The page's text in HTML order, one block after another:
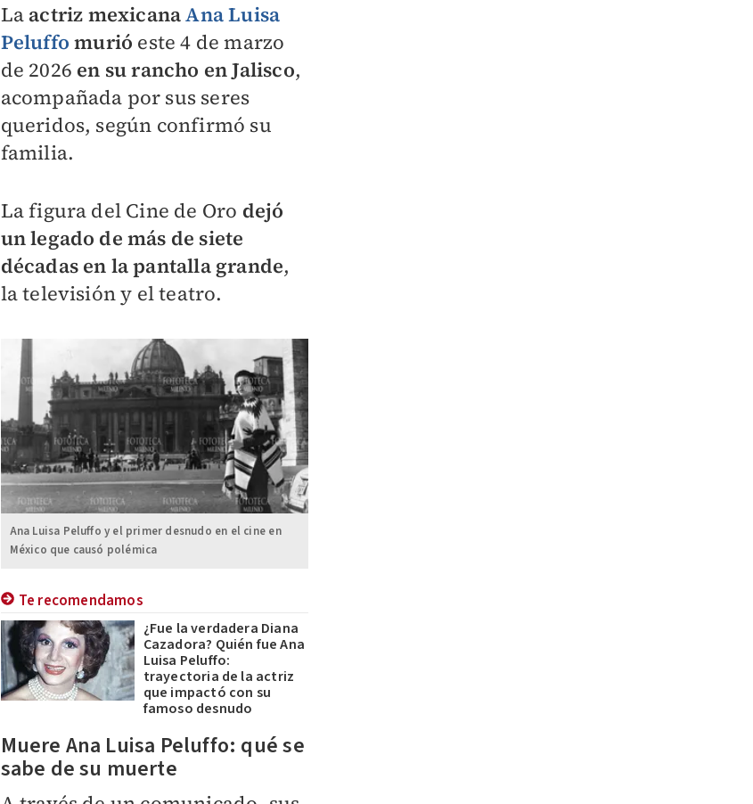
La actriz mexicanaAna Luisa
Peluffo murió este 4 de marzo
de 2026 en su rancho en Jalisco,
acompañada por sus seres
queridos, según confirmó su
familia.
La figura del Cine de Oro dejó
un legado de más de siete
décadas en la pantalla grande,
la televisión y el teatro.
Ana Luisa Peluffo y el primer desnudo en el cine en
México que causó polémica
Te recomendamos
¿Fue la verdadera Diana
Cazadora? Quién fue Ana
Luisa Peluffo:
trayectoria de la actriz
que impactó con su
famoso desnudo
Muere Ana Luisa Peluffo: qué se
sabe de su muerte